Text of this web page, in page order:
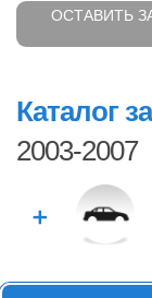
ОСТАВИТЬ
Каталог
2003-2007